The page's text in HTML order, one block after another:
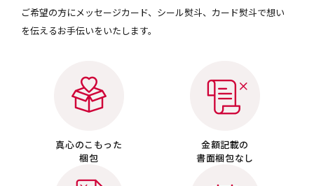
ご希望の方にメッセージカード、シール熨斗、カード熨斗で想い
を伝えるお手伝いをいたします。
真心のこもった
梱包
金額記載の
書面梱包なし